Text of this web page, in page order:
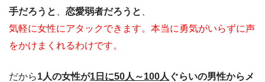
手だろうと
恋愛弱者だろうと
気軽に女性にアタックできます。本当に勇気がいらずに声
をかけまくれるわけです。
だから1人の女性が1日に50人～100人 ぐらいの男性からメ